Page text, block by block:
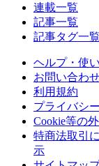
連載一覧
記事一覧
記事タグ一覧
ヘルプ・使
お問い合わ
利用規約
プライバシ
Cookie等の
特商法取引
示